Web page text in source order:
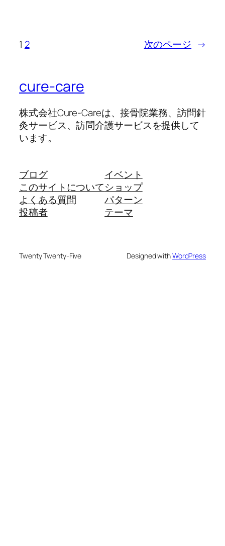
1 2 次のページ →
cure-care
株式会社Cure-Careは、接骨院業務、訪問針
灸サービス、訪問介護サービスを提供して
います。
ブログ
このサイトについて
よくある質問
投稿者
イベント
ショップ
パターン
テーマ
Twenty Twenty-Five Designed withWordPress